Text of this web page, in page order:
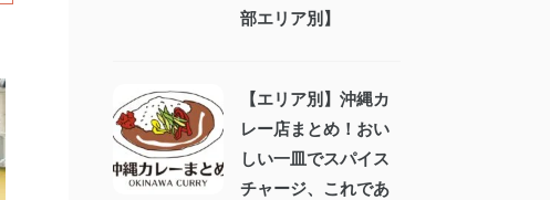
部エリア別】
【エリア別】沖縄カ
レー店まとめ！おい
しい一皿でスパイス
チャージ、これであ